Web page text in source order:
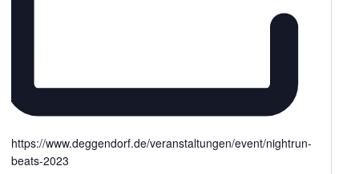
https://www.deggendorf.de/veranstaltungen/event/nightrun-
beats-2023